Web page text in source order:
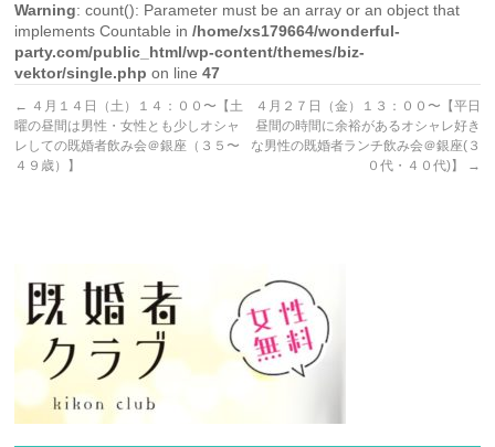
Warning: count(): Parameter must be an array or an object that
implements Countable in/home/xs179664/wonderful-
party.com/public_html/wp-content/themes/biz-
vektor/single.php on line47
← ４月１４日（土）１４：００〜【土
曜の昼間は男性・女性とも少しオシャ
レしての既婚者飲み会＠銀座（３５〜
４９歳）】
４月２７日（金）１３：００〜【平日
昼間の時間に余裕があるオシャレ好き
な男性の既婚者ランチ飲み会＠銀座(３
０代・４０代)】
→